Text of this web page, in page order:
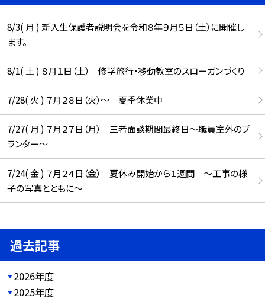
8/3( 月 ) 新入生保護者説明会を令和８年９月５日（土）に開催し
ます。
8/1( 土 ) ８月１日（土） 修学旅行・移動教室のスローガンづくり
7/28( 火 ) ７月２８日（火）～ 夏季休業中
7/27( 月 ) ７月２７日（月） 三者面談期間最終日～職員室外のプ
ランター～
7/24( 金 ) ７月２４日（金） 夏休み開始から１週間 ～工事の様
子の写真とともに～
過去記事
2026年度
2025年度